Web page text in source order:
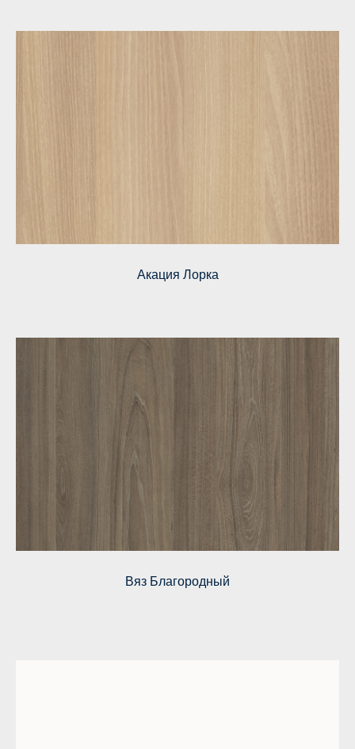
Акация Лорка
Вяз Благородный